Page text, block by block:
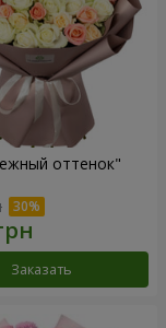
оттенок"
Заказать